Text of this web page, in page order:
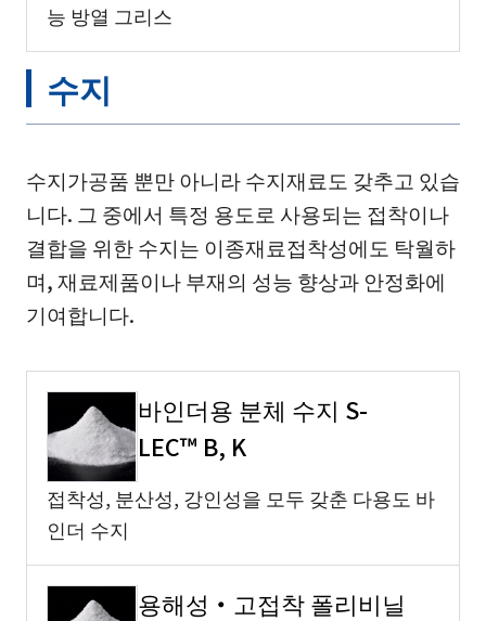
능 방열 그리스
수지
수지가공품 뿐만 아니라 수지재료도 갖추고 있습
니다. 그 중에서 특정 용도로 사용되는 접착이나
결합을 위한 수지는 이종재료접착성에도 탁월하
며, 재료제품이나 부재의 성능 향상과 안정화에
기여합니다.
바인더용 분체 수지 S-
LEC™ B, K
접착성, 분산성, 강인성을 모두 갖춘 다용도 바
인더 수지
용해성・고접착 폴리비닐